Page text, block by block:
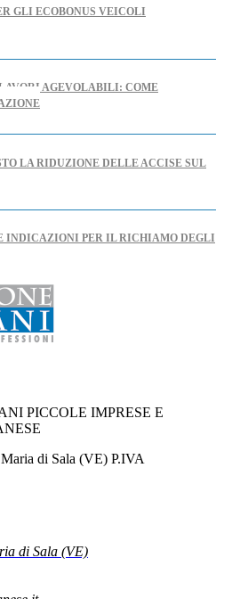
GLI ECOBONUS VEICOLI
AGEVOLABILI: COME
LA RIDUZIONE DELLE ACCISE SUL
INDICAZIONI PER IL RICHIAMO DEGLI
PER L'ARTIGIANATO
CASARTIGIANI SCRIVE AL MINISTRO
DEGLI INVESTIMENTI
PICCOLE IMPRESE E
di Sala (VE) P.IVA
di Sala (VE)